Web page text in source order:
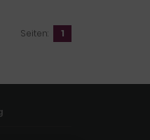
Seiten: 1